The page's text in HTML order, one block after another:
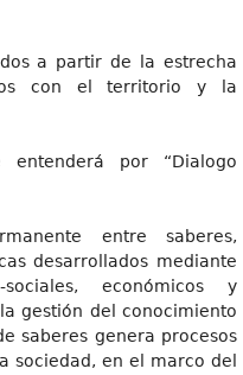
a partir de la estrecha
con el territorio y la
entenderá por “Dialogo
entre saberes,
desarrollados mediante
sociales, económicos y
gestión del conocimiento
saberes genera procesos
sociedad, en el marco del